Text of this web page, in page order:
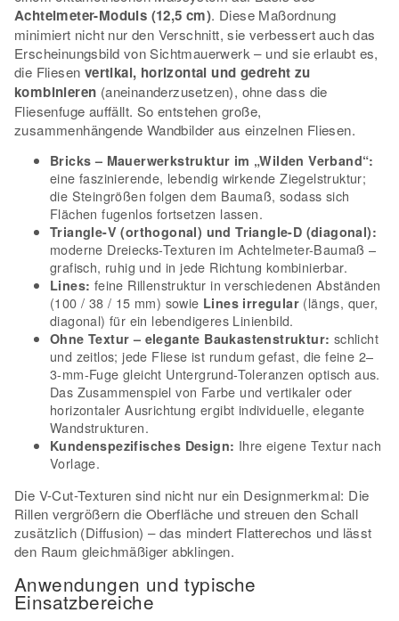
Achtelmeter-Moduls (12,5 cm). Diese Maßordnung
minimiert nicht nur den Verschnitt, sie verbessert auch das
Erscheinungsbild von Sichtmauerwerk – und sie erlaubt es,
die Fliesen vertikal, horizontal und gedreht zu
kombinieren (aneinanderzusetzen), ohne dass die
Fliesenfuge auffällt. So entstehen große,
zusammenhängende Wandbilder aus einzelnen Fliesen.
Bricks – Mauerwerkstruktur im „Wilden Verband“:
eine faszinierende, lebendig wirkende Ziegelstruktur;
die Steingrößen folgen dem Baumaß, sodass sich
Flächen fugenlos fortsetzen lassen.
Triangle-V (orthogonal) und Triangle-D (diagonal):
moderne Dreiecks-Texturen im Achtelmeter-Baumaß –
grafisch, ruhig und in jede Richtung kombinierbar.
Lines: feine Rillenstruktur in verschiedenen Abständen
(100 / 38 / 15 mm) sowie Lines irregular (längs, quer,
diagonal) für ein lebendigeres Linienbild.
Ohne Textur – elegante Baukastenstruktur: schlicht
und zeitlos; jede Fliese ist rundum gefast, die feine 2–
3-mm-Fuge gleicht Untergrund-Toleranzen optisch aus.
Das Zusammenspiel von Farbe und vertikaler oder
horizontaler Ausrichtung ergibt individuelle, elegante
Wandstrukturen.
Kundenspezifisches Design: Ihre eigene Textur nach
Vorlage.
Die V-Cut-Texturen sind nicht nur ein Designmerkmal: Die
Rillen vergrößern die Oberfläche und streuen den Schall
zusätzlich (Diffusion) – das mindert Flatterechos und lässt
den Raum gleichmäßiger abklingen.
Anwendungen und typische
Einsatzbereiche